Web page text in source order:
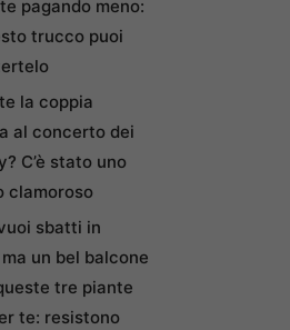
pagando meno:
trucco puoi
la coppia
al concerto dei
C’è stato uno
clamoroso
sbatti in
un bel balcone
tre piante
te: resistono